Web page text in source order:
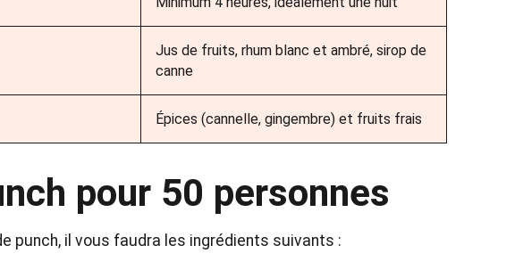
Jus de fruits, rhum blanc et ambré, sirop de
canne
Épices (cannelle, gingembre) et fruits frais
pour 50 personnes
punch, il vous faudra les ingrédients suivants :